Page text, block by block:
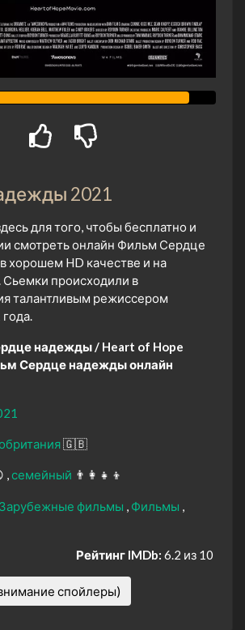
2021
для того, чтобы бесплатно и
смотреть онлайн Фильм Сердце
хорошем HD качестве и на
Сьемки происходили в
талантливым режиссером
надежды / Heart of Hope
Сердце надежды онлайн
🇬🇧
семейный 👨‍👩‍👧‍👦
Зарубежные фильмы
Фильмы
Рейтинг IMDb: 6.2 из 10
спойлеры)